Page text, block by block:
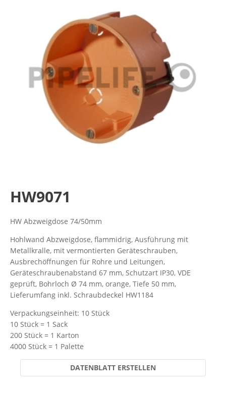
HW9071
HW Abzweigdose 74/50mm
Hohlwand Abzweigdose, flammidrig, Ausführung mit
Metallkralle, mit vermontierten Geräteschrauben,
Ausbrechöffnungen für Rohre und Leitungen,
Geräteschraubenabstand 67 mm, Schutzart IP30, VDE
geprüft, Bohrloch Ø 74 mm, orange, Tiefe 50 mm,
Lieferumfang inkl. Schraubdeckel HW1184
Verpackungseinheit: 10 Stück
10 Stück = 1 Sack
200 Stück = 1 Karton
4000 Stück = 1 Palette
DATENBLATT ERSTELLEN